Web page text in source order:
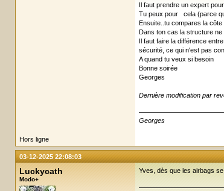
Il faut prendre un expert
Tu peux pour cela (parce
Ensuite..tu compares la
Dans ton cas la structure ne
Il faut faire la différence
sécurité, ce qui n'est pas
A quand tu veux si besoin
Bonne soirée
Georges
Dernière modification par
Georges
Hors ligne
03-12-2025 22:08:03
Luckycath
Modo+
Yves, dès que les airbags